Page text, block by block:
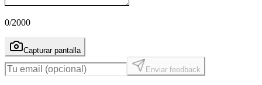
0/2000
Capturar pantalla
Enviar feedback